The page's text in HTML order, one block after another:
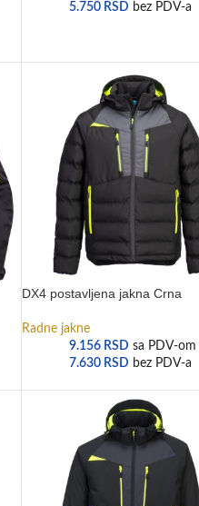
5.750 RSD bez PDV-a
DX4 postavljena jakna Crna
Radne jakne
9.156 RSD sa PDV-om
7.630 RSD bez PDV-a